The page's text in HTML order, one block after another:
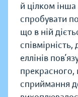
й цілком
спробувати
що в ній
еллінів
прекрасного,
сприймання